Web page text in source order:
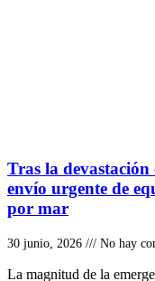
Tras la devastación
envío urgente de
por mar
30 junio, 2026 No hay
La magnitud de la